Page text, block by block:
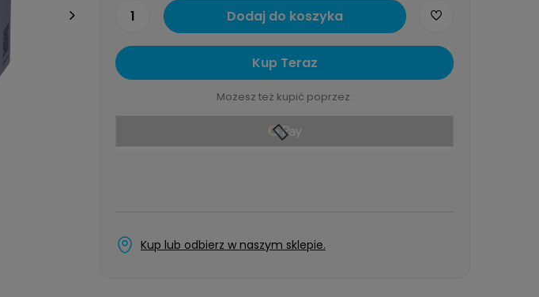
1 Dodaj do koszyka
Kup Teraz
Możesz też kupić poprzez:
Kup lub odbierz w naszym sklepie.